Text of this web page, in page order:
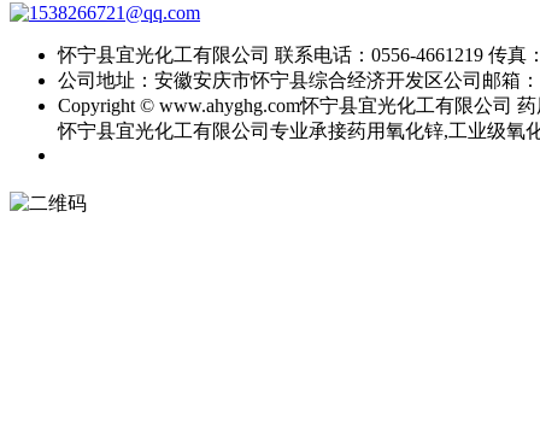
怀宁县宜光化工有限公司 联系电话：0556-4661219 传真
公司地址：安徽安庆市怀宁县综合经济开发区公司邮箱：
Copyright © www.ahyghg.com怀宁县宜光化工有限公司 药
怀宁县宜光化工有限公司专业承接药用氧化锌,工业级氧